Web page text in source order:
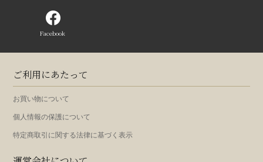
Facebook
ご利用にあたって
お買い物について
個人情報の保護について
特定商取引に関する法律に基づく表示